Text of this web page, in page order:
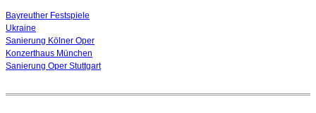
04. August 2026 - 13:30 Uhr
Bayreuther Festspiele
Ukraine
Sanierung Kölner Oper
Konzerthaus München
Sanierung Oper Stuttgart